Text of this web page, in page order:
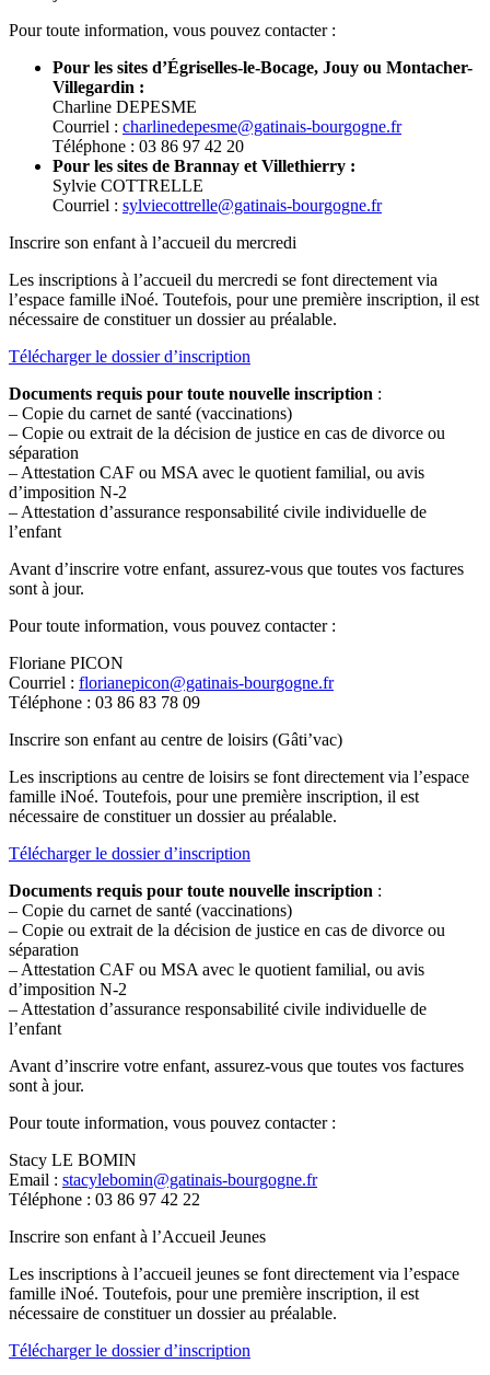
Pour toute information, vous pouvez contacter :
Pour les sites d’Égriselles-le-Bocage, Jouy ou Montacher-
Villegardin :
Charline DEPESME
Courriel : charlinedepesme@gatinais-bourgogne.fr
Téléphone : 03 86 97 42 20
Pour les sites de Brannay et Villethierry :
Sylvie COTTRELLE
Courriel : sylviecottrelle@gatinais-bourgogne.fr
Inscrire son enfant à l’accueil du mercredi
Les inscriptions à l’accueil du mercredi se font directement via
l’espace famille iNoé. Toutefois, pour une première inscription, il est
nécessaire de constituer un dossier au préalable.
Télécharger le dossier d’inscription
Documents requis pour toute nouvelle inscription :
– Copie du carnet de santé (vaccinations)
– Copie ou extrait de la décision de justice en cas de divorce ou
séparation
– Attestation CAF ou MSA avec le quotient familial, ou avis
d’imposition N-2
– Attestation d’assurance responsabilité civile individuelle de
l’enfant
Avant d’inscrire votre enfant, assurez-vous que toutes vos factures
sont à jour.
Pour toute information, vous pouvez contacter :
Floriane PICON
Courriel : florianepicon@gatinais-bourgogne.fr
Téléphone : 03 86 83 78 09
Inscrire son enfant au centre de loisirs (Gâti’vac)
Les inscriptions au centre de loisirs se font directement via l’espace
famille iNoé. Toutefois, pour une première inscription, il est
nécessaire de constituer un dossier au préalable.
Télécharger le dossier d’inscription
Documents requis pour toute nouvelle inscription :
– Copie du carnet de santé (vaccinations)
– Copie ou extrait de la décision de justice en cas de divorce ou
séparation
– Attestation CAF ou MSA avec le quotient familial, ou avis
d’imposition N-2
– Attestation d’assurance responsabilité civile individuelle de
l’enfant
Avant d’inscrire votre enfant, assurez-vous que toutes vos factures
sont à jour.
Pour toute information, vous pouvez contacter :
Stacy LE BOMIN
Email : stacylebomin@gatinais-bourgogne.fr
Téléphone : 03 86 97 42 22
Inscrire son enfant à l’Accueil Jeunes
Les inscriptions à l’accueil jeunes se font directement via l’espace
famille iNoé. Toutefois, pour une première inscription, il est
nécessaire de constituer un dossier au préalable.
Télécharger le dossier d’inscription